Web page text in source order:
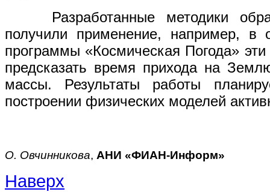
Разработанные методики
получили применение, например, в
программы «Космическая Погода»
предсказать время прихода на
массы. Результаты работы
построении физических моделей
О. Овчинникова, АНИ «ФИАН-Информ»
Наверх